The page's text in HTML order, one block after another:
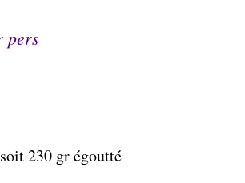
pers
230 gr égoutté